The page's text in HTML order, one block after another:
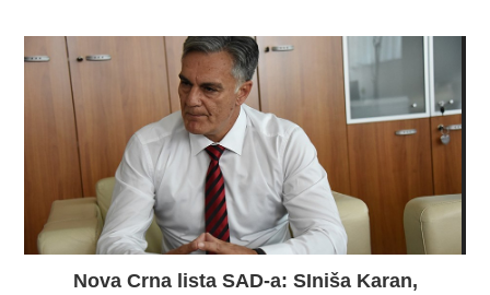
Nova Crna lista SAD-a: SIniša Karan,